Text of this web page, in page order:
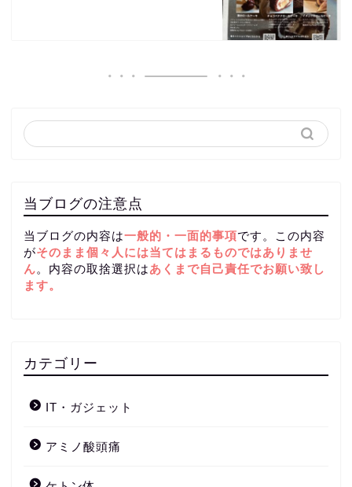
当ブログの注意点
当ブログの内容は一般的・一面的事項です。この内容
がそのまま個々人には当てはまるものではありませ
ん。内容の取捨選択はあくまで自己責任でお願い致し
ます。
カテゴリー
IT・ガジェット
アミノ酸頭痛